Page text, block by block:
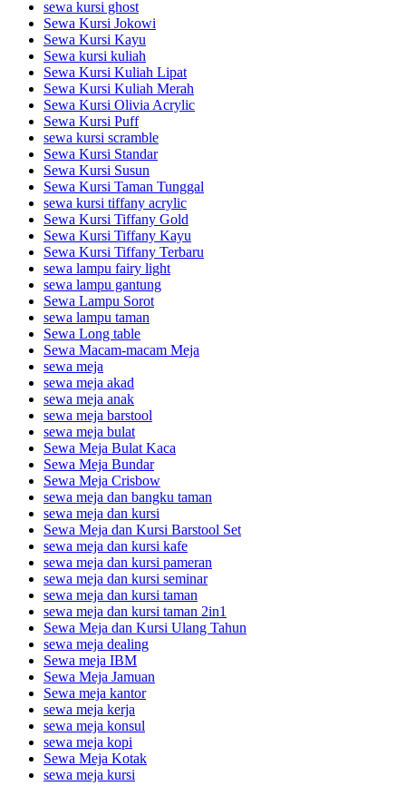
sewa kursi ghost
Sewa Kursi Jokowi
Sewa Kursi Kayu
Sewa kursi kuliah
Sewa Kursi Kuliah Lipat
Sewa Kursi Kuliah Merah
Sewa Kursi Olivia Acrylic
Sewa Kursi Puff
sewa kursi scramble
Sewa Kursi Standar
Sewa Kursi Susun
Sewa Kursi Taman Tunggal
sewa kursi tiffany acrylic
Sewa Kursi Tiffany Gold
Sewa Kursi Tiffany Kayu
Sewa Kursi Tiffany Terbaru
sewa lampu fairy light
sewa lampu gantung
Sewa Lampu Sorot
sewa lampu taman
Sewa Long table
Sewa Macam-macam Meja
sewa meja
sewa meja akad
sewa meja anak
sewa meja barstool
sewa meja bulat
Sewa Meja Bulat Kaca
Sewa Meja Bundar
Sewa Meja Crisbow
sewa meja dan bangku taman
sewa meja dan kursi
Sewa Meja dan Kursi Barstool Set
sewa meja dan kursi kafe
sewa meja dan kursi pameran
sewa meja dan kursi seminar
sewa meja dan kursi taman
sewa meja dan kursi taman 2in1
Sewa Meja dan Kursi Ulang Tahun
sewa meja dealing
Sewa meja IBM
Sewa Meja Jamuan
Sewa meja kantor
sewa meja kerja
sewa meja konsul
sewa meja kopi
Sewa Meja Kotak
sewa meja kursi